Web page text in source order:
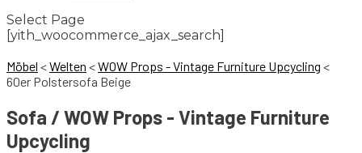
Select Page
[yith_woocommerce_ajax_search]
Möbel <Welten <WOW Props - Vintage Furniture Upcycling <
60er Polstersofa Beige
Sofa / WOW Props - Vintage Furniture
Upcycling